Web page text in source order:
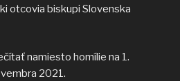
otcovia biskupi Slovenska
namiesto homílie na 1.
2021.